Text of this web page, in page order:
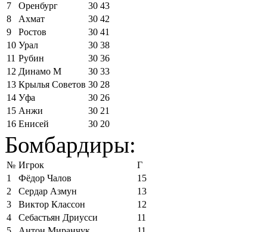
7
Оренбург 30 43
8
Ахмат 30 42
9
Ростов 30 41
10 Урал 30 38
11 Рубин 30 36
12 Динамо М 30 33
13 Крылья Советов 30 28
14 Уфа 30 26
15 Анжи 30 21
16 Енисей 30 20
Бомбардиры:
№ Игрок
Г
1
Фёдор Чалов
15
2
Сердар Азмун
13
3
Виктор Классон
12
4
Себастьян Дриусси
11